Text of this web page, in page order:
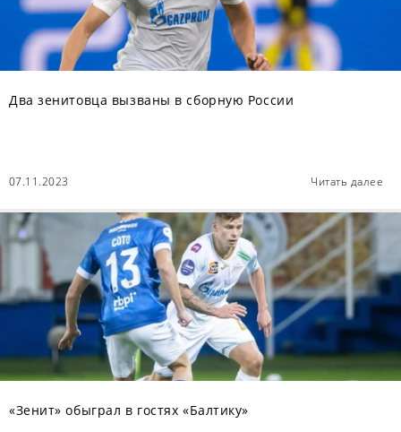
Два зенитовца вызваны в сборную России
07.11.2023 Читать далее
«Зенит» обыграл в гостях «Балтику»